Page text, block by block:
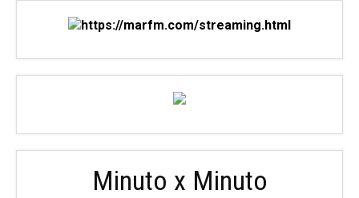
Minuto x Minuto